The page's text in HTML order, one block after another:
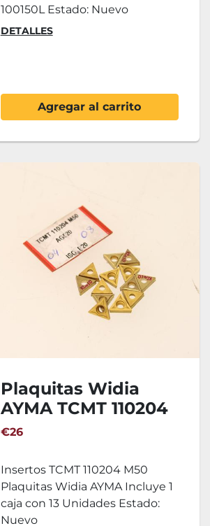
100150L Estado: Nuevo
DETALLES
Agregar al carrito
Plaquitas Widia
AYMA TCMT 110204
M50
€26
Insertos TCMT 110204 M50
Plaquitas Widia AYMA Incluye 1
caja con 13 Unidades Estado:
Nuevo